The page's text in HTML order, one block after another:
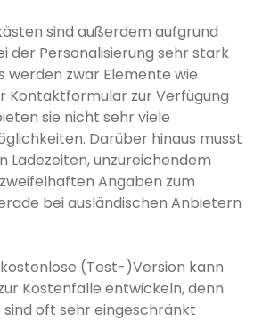
sind außerdem aufgrund
der Personalisierung sehr stark
werden zwar Elemente wie
Kontaktformular zur Verfügung
sie nicht sehr viele
Darüber hinaus musst
Ladezeiten, unzureichendem
Angaben zum
bei ausländischen Anbietern
(Test-)Version kann
Kostenfalle entwickeln, denn
oft sehr eingeschränkt